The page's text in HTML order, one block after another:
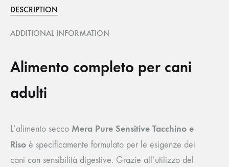
DESCRIPTION
ADDITIONAL INFORMATION
Alimento completo per cani
adulti
L’alimento secco Mera Pure Sensitive Tacchino e
Riso è specificamente formulato per le esigenze dei
cani con sensibilità digestive. Grazie all’utilizzo del